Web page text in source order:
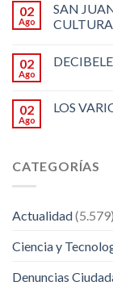
02
Ago
SAN
02
Ago
02
Ago
LOS
CATEGORÍAS
Actualidad(5.579)
Ciencia y
Denuncias